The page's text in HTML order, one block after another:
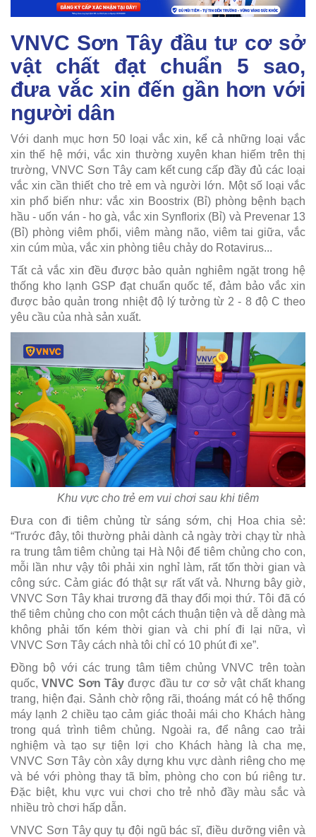
VNVC Sơn Tây đầu tư cơ sở
vật chất đạt chuẩn 5 sao,
đưa vắc xin đến gần hơn với
người dân
Với danh mục hơn 50 loại vắc xin, kể cả những loại vắc
xin thế hệ mới, vắc xin thường xuyên khan hiếm trên thị
trường, VNVC Sơn Tây cam kết cung cấp đầy đủ các loại
vắc xin cần thiết cho trẻ em và người lớn. Một số loại vắc
xin phổ biến như: vắc xin Boostrix (Bỉ) phòng bệnh bạch
hầu - uốn ván - ho gà, vắc xin Synflorix (Bỉ) và Prevenar 13
(Bỉ) phòng viêm phổi, viêm màng não, viêm tai giữa, vắc
xin cúm mùa, vắc xin phòng tiêu chảy do Rotavirus...
Tất cả vắc xin đều được bảo quản nghiêm ngặt trong hệ
thống kho lạnh GSP đạt chuẩn quốc tế, đảm bảo vắc xin
được bảo quản trong nhiệt độ lý tưởng từ 2 - 8 độ C theo
yêu cầu của nhà sản xuất.
Khu vực cho trẻ em vui chơi sau khi tiêm
Đưa con đi tiêm chủng từ sáng sớm, chị Hoa chia sẻ:
“Trước đây, tôi thường phải dành cả ngày trời chạy từ nhà
ra trung tâm tiêm chủng tại Hà Nội để tiêm chủng cho con,
mỗi lần như vậy tôi phải xin nghỉ làm, rất tốn thời gian và
công sức. Cảm giác đó thật sự rất vất vả. Nhưng bây giờ,
VNVC Sơn Tây khai trương đã thay đổi mọi thứ. Tôi đã có
thể tiêm chủng cho con một cách thuận tiện và dễ dàng mà
không phải tốn kém thời gian và chi phí đi lại nữa, vì
VNVC Sơn Tây cách nhà tôi chỉ có 10 phút đi xe”.
Đồng bộ với các trung tâm tiêm chủng VNVC trên toàn
quốc,VNVC Sơn Tây được đầu tư cơ sở vật chất khang
trang, hiện đại. Sảnh chờ rộng rãi, thoáng mát có hệ thống
máy lạnh 2 chiều tạo cảm giác thoải mái cho Khách hàng
trong quá trình tiêm chủng. Ngoài ra, để nâng cao trải
nghiệm và tạo sự tiện lợi cho Khách hàng là cha mẹ,
VNVC Sơn Tây còn xây dựng khu vực dành riêng cho mẹ
và bé với phòng thay tã bỉm, phòng cho con bú riêng tư.
Đặc biệt, khu vực vui chơi cho trẻ nhỏ đầy màu sắc và
nhiều trò chơi hấp dẫn.
VNVC Sơn Tây quy tụ đội ngũ bác sĩ, điều dưỡng viên và